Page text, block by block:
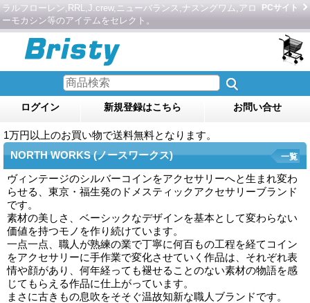
ラルフローレン,RRL,J.crew,ニューバランス,ナスングワム,アロ
ーモカシン等のアイテムをセレクト。
PCサイト
ログイン 新規登録はこちら お問い合せ
1万円以上のお買い物で送料無料となります。
NORTH WORKS (ノースワークス)
ヴィンテージのシルバーコインをアクセサリーへと生まれ変わ
らせる、東京・福生発のドメスティックアクセサリーブランド
です。
素材の美しさ、ベーシックなデザインを基本として変わらない
価値を持つモノを作り続けています。
一点一点、職人が熟練の業で丁寧に何百もの工程を経てコイン
をアクセサリーに手作業で変化させていく作品は、それぞれ表
情や顔があり、何年経っても褪せることのない素材の物語を感
じてもらえる作品に仕上がっています。
まさに古きもの息吹をそそぐ温故知新な職人ブランドです。
一覧